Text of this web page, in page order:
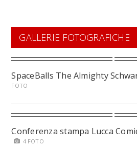
GALLERIE FOTOGRAFICHE
SpaceBalls The Almighty
FOTO
Conferenza stampa Lucca
4 FOTO